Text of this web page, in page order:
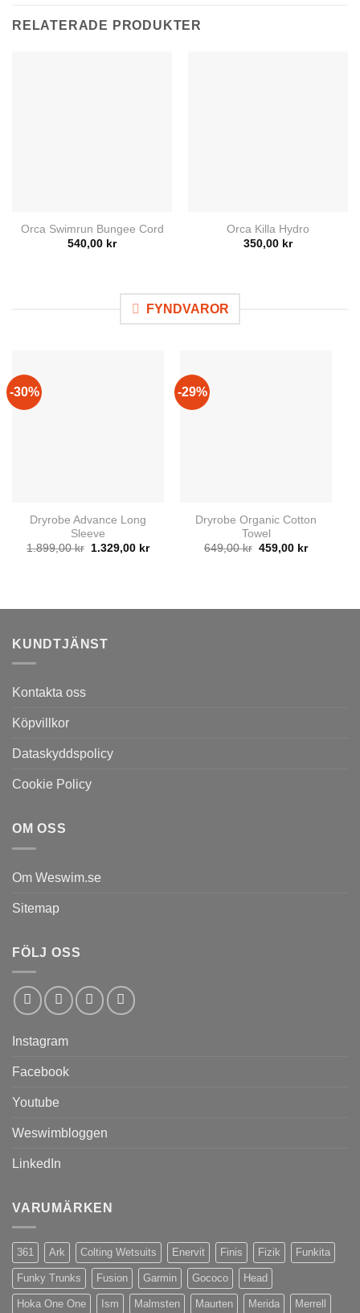
RELATERADE PRODUKTER
Orca Swimrun Bungee Cord
540,00 kr
Orca Killa Hydro
350,00 kr
FYNDVAROR
-30%
Dryrobe Advance Long
Sleeve
1.899,00kr
Det
1.329,00 krDet
-29%
Dryrobe Organic Cotton
Towel
649,00kr Det
459,00 krDet
KUNDTJÄNST
Kontakta oss
Köpvillkor
Dataskyddspolicy
Cookie Policy
OM OSS
Om Weswim.se
Sitemap
FÖLJ OSS
Instagram
Facebook
Youtube
Weswimbloggen
LinkedIn
VARUMÄRKEN
361 Ark Colting Wetsuits Enervit Finis Fizik Funkita
Funky Trunks Fusion Garmin Gococo Head
Hoka One One Ism Malmsten Maurten Merida Merrell